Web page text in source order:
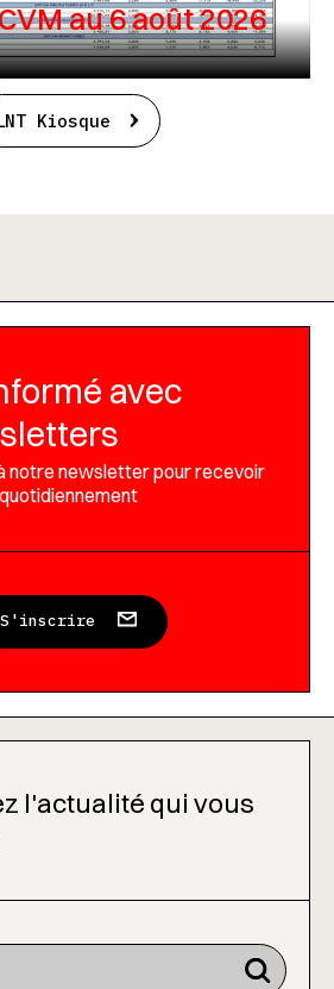
au 6 août 2026
Kiosque
avec
notre newsletter pour recevoir
S'inscrire
l'actualité qui vous